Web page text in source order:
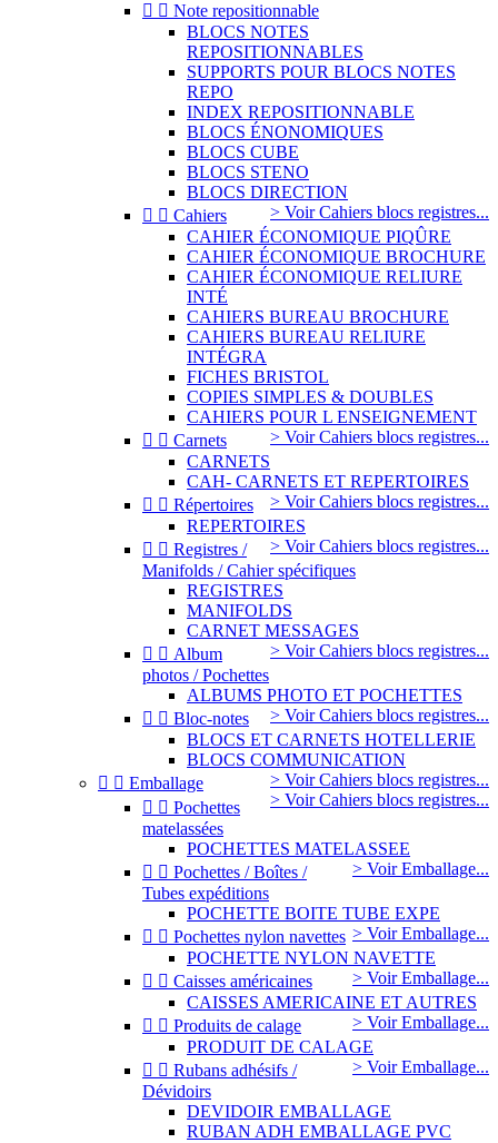
  Note repositionnable
BLOCS NOTES
REPOSITIONNABLES
SUPPORTS POUR BLOCS NOTES
REPO
INDEX REPOSITIONNABLE
BLOCS ÉNONOMIQUES
BLOCS CUBE
BLOCS STENO
BLOCS DIRECTION
> Voir Cahiers blocs registres...
  Cahiers
CAHIER ÉCONOMIQUE PIQÛRE
CAHIER ÉCONOMIQUE BROCHURE
CAHIER ÉCONOMIQUE RELIURE
INTÉ
CAHIERS BUREAU BROCHURE
CAHIERS BUREAU RELIURE
INTÉGRA
FICHES BRISTOL
COPIES SIMPLES & DOUBLES
CAHIERS POUR L ENSEIGNEMENT
> Voir Cahiers blocs registres...
  Carnets
CARNETS
CAH- CARNETS ET REPERTOIRES
> Voir Cahiers blocs registres...
  Répertoires
REPERTOIRES
> Voir Cahiers blocs registres...
  Registres /
Manifolds / Cahier spécifiques
REGISTRES
MANIFOLDS
CARNET MESSAGES
> Voir Cahiers blocs registres...
  Album
photos / Pochettes
ALBUMS PHOTO ET POCHETTES
> Voir Cahiers blocs registres...
  Bloc-notes
BLOCS ET CARNETS HOTELLERIE
BLOCS COMMUNICATION
> Voir Cahiers blocs registres...
> Voir Cahiers blocs registres...
  Emballage
  Pochettes
matelassées
POCHETTES MATELASSEE
> Voir Emballage...
  Pochettes / Boîtes /
Tubes expéditions
POCHETTE BOITE TUBE EXPE
> Voir Emballage...
  Pochettes nylon navettes
POCHETTE NYLON NAVETTE
> Voir Emballage...
  Caisses américaines
CAISSES AMERICAINE ET AUTRES
> Voir Emballage...
  Produits de calage
PRODUIT DE CALAGE
> Voir Emballage...
  Rubans adhésifs /
Dévidoirs
DEVIDOIR EMBALLAGE
RUBAN ADH EMBALLAGE PVC